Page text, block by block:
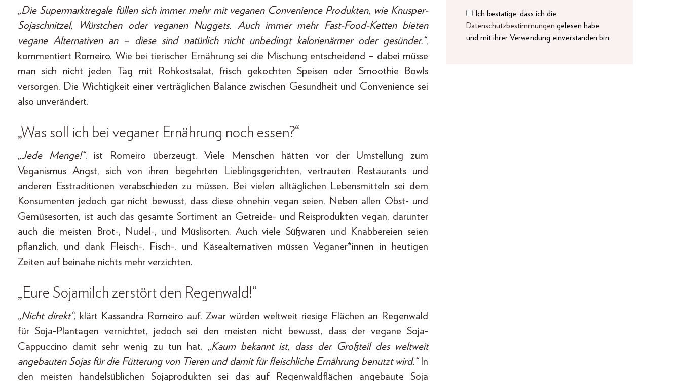
„Die Supermarktregale füllen sich immer mehr mit veganen Convenience Produkten, wie Knusper-
Sojaschnitzel, Würstchen oder veganen Nuggets. Auch immer mehr Fast-Food-Ketten bieten
vegane Alternativen an – diese sind natürlich nicht unbedingt kalorienärmer oder gesünder.“,
kommentiert Romeiro. Wie bei tierischer Ernährung sei die Mischung entscheidend – dabei müsse
man sich nicht jeden Tag mit Rohkostsalat, frisch gekochten Speisen oder Smoothie Bowls
versorgen. Die Wichtigkeit einer verträglichen Balance zwischen Gesundheit und Convenience sei
also unverändert.
„Was soll ich bei veganer Ernährung noch essen?“
„Jede Menge!“, ist Romeiro überzeugt. Viele Menschen hätten vor der Umstellung zum
Veganismus Angst, sich von ihren begehrten Lieblingsgerichten, vertrauten Restaurants und
anderen Esstraditionen verabschieden zu müssen. Bei vielen alltäglichen Lebensmitteln sei dem
Konsumenten jedoch gar nicht bewusst, dass diese ohnehin vegan seien. Neben allen Obst- und
Gemüsesorten, ist auch das gesamte Sortiment an Getreide- und Reisprodukten vegan, darunter
auch die meisten Brot-, Nudel-, und Müslisorten. Auch viele Süßwaren und Knabbereien seien
pflanzlich, und dank Fleisch-, Fisch-, und Käsealternativen müssen Veganer*innen in heutigen
Zeiten auf beinahe nichts mehr verzichten.
„Eure Sojamilch zerstört den Regenwald!“
„Nicht direkt“, klärt Kassandra Romeiro auf. Zwar würden weltweit riesige Flächen an Regenwald
für Soja-Plantagen vernichtet, jedoch sei den meisten nicht bewusst, dass der vegane Soja-
Cappuccino damit sehr wenig zu tun hat. „Kaum bekannt ist, dass der Großteil des weltweit
angebauten Sojas für die Fütterung von Tieren und damit für fleischliche Ernährung benutzt wird.“In
den meisten handelsüblichen Sojaprodukten sei das auf Regenwaldflächen angebaute Soja
Ich bestätige, dass ich die
Datenschutzbestimmungen gelesen habe
und mit ihrer Verwendung einverstanden bin.